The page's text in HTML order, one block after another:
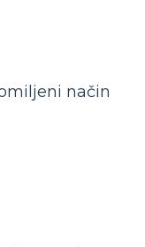
način